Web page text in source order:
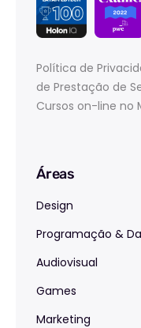
Política de
de Prestação de
Cursos on-line no
Áreas
Design
Programação &
Audiovisual
Games
Marketing